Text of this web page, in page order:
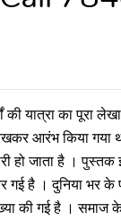
की यात्रा का पूरा
आरंभ किया गया
जाता है । पुस्तक
गई है । दुनिया भर
की गई है । समाज